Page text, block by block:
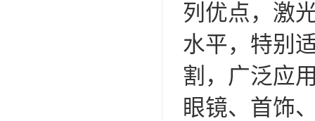
列优点，激
水平，特别
割，广泛应
眼镜、首饰